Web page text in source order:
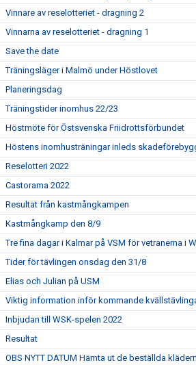
Vinnare av reselotteriet - dragning 2
Vinnarna av reselotteriet - dragning 1
Save the date
Träningsläger i Malmö under Höstlovet
Planeringsdag
Träningstider inomhus 22/23
Höstmöte för Östsvenska Friidrottsförbundet
Höstens inomhusträningar inleds
Reselotteri 2022
Castorama 2022
Resultat från kastmångkampen
Kastmångkamp den 8/9
Tre fina dagar i Kalmar på VSM för vetranerna i
Tider för tävlingen onsdag den 31/8
Elias och Julian på USM
Viktig information inför kommande
Inbjudan till WSK-spelen 2022
Resultat
OBS NYTT DATUM Hämta ut de beställda